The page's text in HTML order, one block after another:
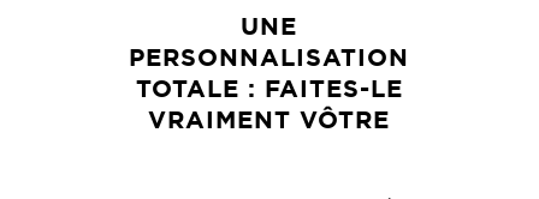
UNE
PERSONNALISATION
TOTALE : FAITES-LE
VRAIMENT VÔTRE